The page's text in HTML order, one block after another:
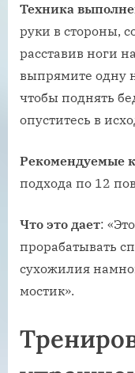
Техника
руки в стороны,
расставив ноги
выпрямите одну
чтобы поднять
опуститесь в
Рекомендуемые
подхода по 12
Что это дает:
прорабатывать
сухожилия
мостик».